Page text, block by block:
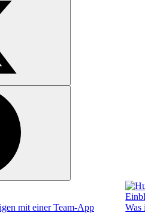
mit einer Team-App
Was